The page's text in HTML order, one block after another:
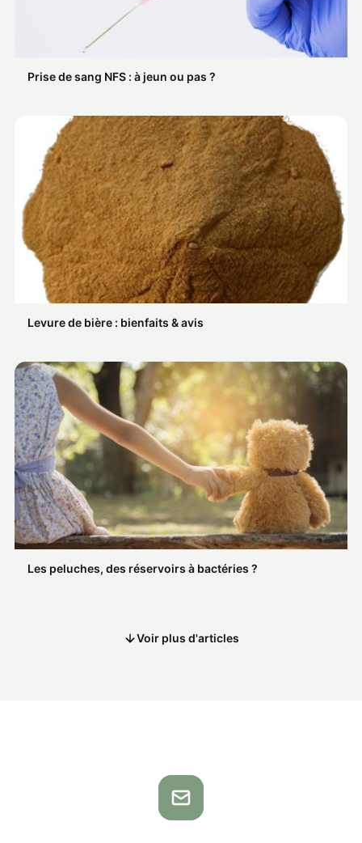
Prise de sang NFS : à jeun ou pas ?
Levure de bière : bienfaits & avis
Les peluches, des réservoirs à bactéries ?
Voir plus d'articles